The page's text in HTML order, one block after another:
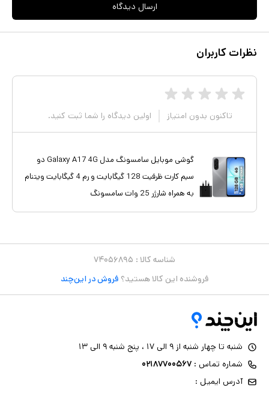
ارسال دیدگاه
نظرات کاربران
تاکنون بدون امتیاز اولین دیدگاه را شما ثبت کنید.
گوشی موبایل سامسونگ مدل Galaxy A17 4G دو
سیم کارت ظرفیت 128 گیگابایت و رم 4 گیگابایت ویتنام
به همراه شارژر 25 وات سامسونگ
شناسه کالا : ۷۴۰۵۶۸۹۵
فروشنده این کالا هستید؟ فروش در این‌چند
شنبه تا چهار شنبه از ۹ الی ۱۷ ، پنج شنبه ۹ الی ۱۳
شماره تماس : ۰۲۱۸۷۷۰۰۵۶۷
آدرس ایمیل :